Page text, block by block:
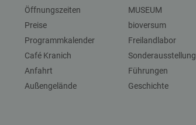
Öffnungszeiten
Preise
Programmkalender
Café Kranich
Anfahrt
Außengelände
MUSEUM
bioversum
Freilandlabor
Sonderausstellung
Führungen
Geschichte